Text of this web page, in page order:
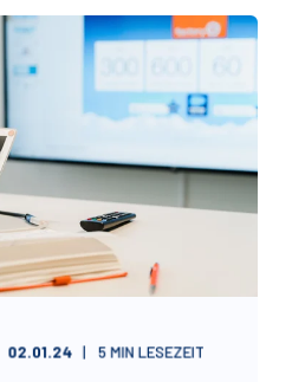
02.01.24 5MIN LESEZEIT